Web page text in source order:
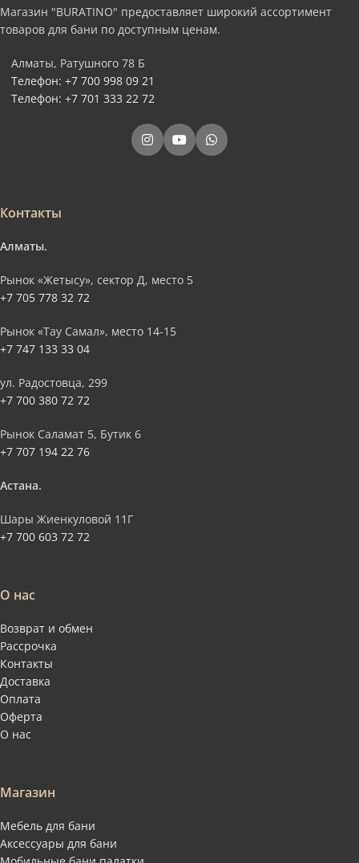
Магазин "BURATINO" предоставляет широкий ассортимент
товаров для бани по доступным ценам.
Алматы, Ратушного 78 Б
Телефон: +7 700 998 09 21
Телефон: +7 701 333 22 72
Контакты
Алматы.
Рынок «Жетысу», сектор Д, место 5
+7 705 778 32 72
Рынок «Тау Самал», место 14-15
+7 747 133 33 04
ул. Радостовца, 299
+7 700 380 72 72
Рынок Саламат 5, Бутик 6
+7 707 194 22 76
Астана.
Шары Жиенкуловой 11Г
+7 700 603 72 72
О нас
Возврат и обмен
Рассрочка
Контакты
Доставка
Оплата
Оферта
О нас
Магазин
Мебель для бани
Аксессуары для бани